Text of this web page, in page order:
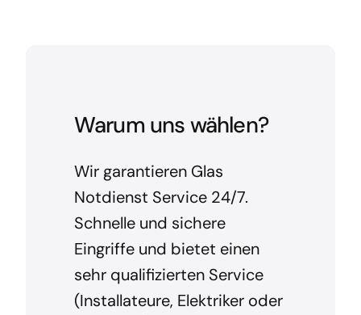
Warum uns wählen?
Wir garantieren Glas
Notdienst Service 24/7.
Schnelle und sichere
Eingriffe und bietet einen
sehr qualifizierten Service
(Installateure, Elektriker oder